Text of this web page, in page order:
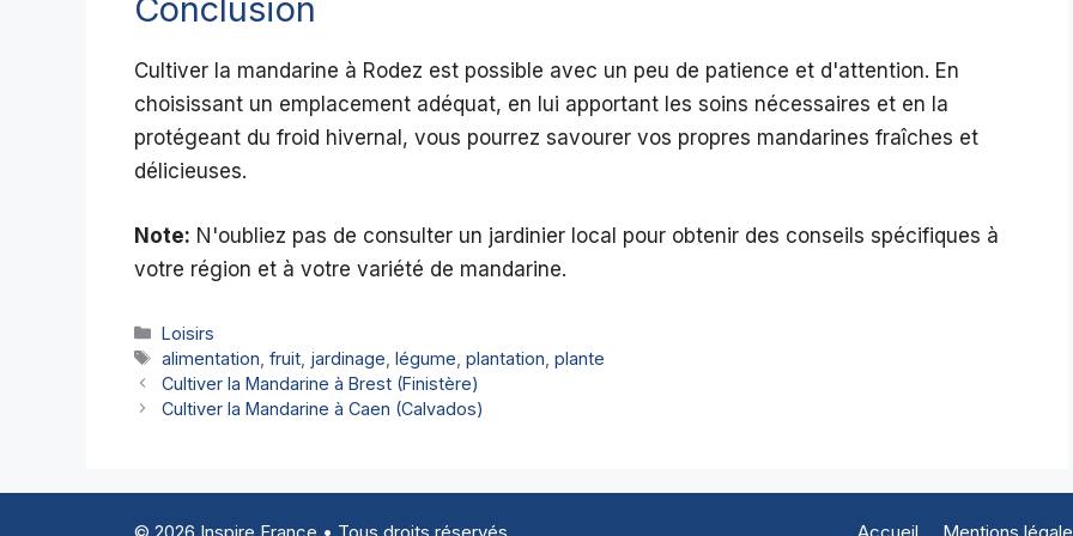
Conclusion
Cultiver la mandarine à Rodez est possible avec un peu de patience et d'attention. En
choisissant un emplacement adéquat, en lui apportant les soins nécessaires et en la
protégeant du froid hivernal, vous pourrez savourer vos propres mandarines fraîches et
délicieuses.
Note: N'oubliez pas de consulter un jardinier local pour obtenir des conseils spécifiques à
votre région et à votre variété de mandarine.
Catégories
Loisirs
Étiquettes
alimentation ,fruit jardinage ,légume ,plantation ,plante
Cultiver la Mandarine à Brest (Finistère)
Cultiver la Mandarine à Caen (Calvados)
Accueil Mentions
© 2026 Inspire France • Tous droits réservés